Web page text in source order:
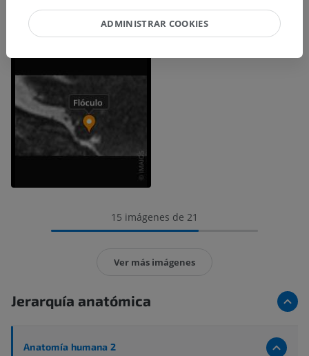
15 imágenes de 21
Ver más imágenes
Jerarquía anatómica
Anatomía humana 2
ADMINISTRAR COOKIES